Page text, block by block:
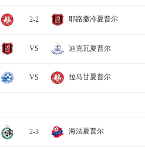
2-2 耶路撒冷夏普尔
VS 迪克瓦夏普尔
VS 拉马甘夏普尔
2-3 海法夏普尔